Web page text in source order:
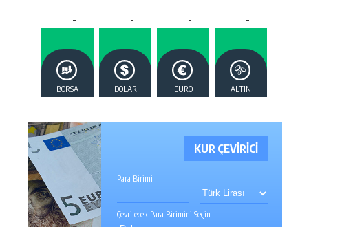
-
BORSA
-
DOLAR
-
EURO
-
ALTIN
KUR ÇEVİRİCİ
Para Birimi
Çevrilecek Para Birimini Seçin